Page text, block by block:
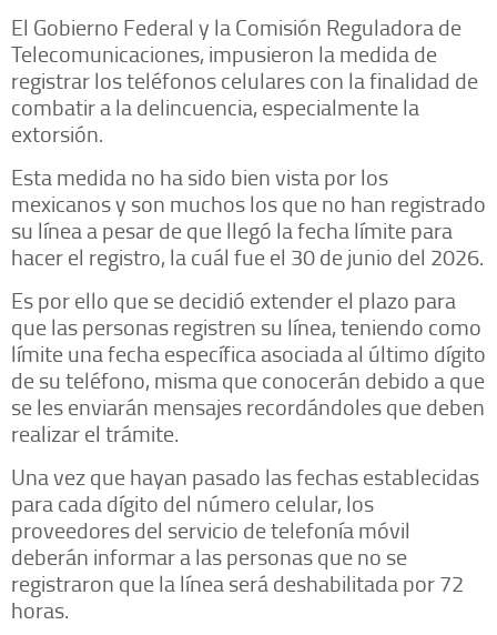
El Gobierno Federal y la Comisión Reguladora de
Telecomunicaciones, impusieron la medida de
registrar los teléfonos celulares con la finalidad de
combatir a la delincuencia, especialmente la
extorsión.
Esta medida no ha sido bien vista por los
mexicanos y son muchos los que no han registrado
su línea a pesar de que llegó la fecha límite para
hacer el registro, la cuál fue el 30 de junio del 2026.
Es por ello que se decidió extender el plazo para
que las personas registren su línea, teniendo como
límite una fecha específica asociada al último dígito
de su teléfono, misma que conocerán debido a que
se les enviarán mensajes recordándoles que deben
realizar el trámite.
Una vez que hayan pasado las fechas establecidas
para cada dígito del número celular, los
proveedores del servicio de telefonía móvil
deberán informar a las personas que no se
registraron que la línea será deshabilitada por 72
horas.